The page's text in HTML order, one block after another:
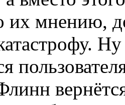
их мнению,